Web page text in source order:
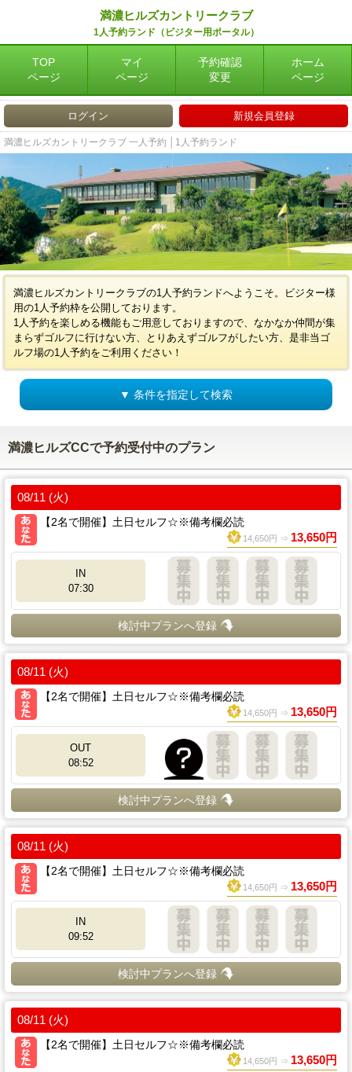
満濃ヒルズカントリークラブ
1人予約ランド（ビジター用ポータル）
TOP
ページ
マイ
ページ
予約確認
変更
ホーム
ページ
ログイン 新規会員登録
満濃ヒルズカントリークラブ 一人予約 │1人予約ランド
満濃ヒルズカントリークラブの1人予約ランドへようこそ。ビジター様
用の1人予約枠を公開しております。
1人予約を楽しめる機能もご用意しておりますので、なかなか仲間が集
まらずゴルフに行けない方、とりあえずゴルフがしたい方、是非当ゴ
ルフ場の1人予約をご利用ください！
▼ 条件を指定して検索
満濃ヒルズCCで予約受付中のプラン
08/11 (火)
【2名で開催】土日セルフ☆※備考欄必読
14,650円 ⇒ 13,650円
IN
07:30
検討中プランへ登録
08/11 (火)
【2名で開催】土日セルフ☆※備考欄必読
14,650円 ⇒ 13,650円
OUT
08:52
検討中プランへ登録
08/11 (火)
【2名で開催】土日セルフ☆※備考欄必読
14,650円 ⇒ 13,650円
IN
09:52
検討中プランへ登録
08/11 (火)
【2名で開催】土日セルフ☆※備考欄必読
14,650円 ⇒ 13,650円